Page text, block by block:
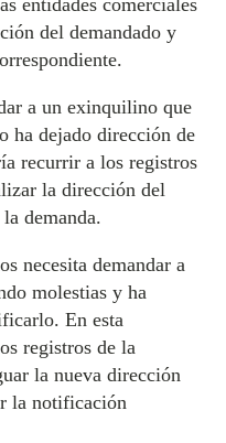
entidades comerciales
del demandado y
a un exinquilino que
ha dejado dirección de
recurrir a los registros
la dirección del
demanda.
necesita demandar a
molestias y ha
En esta
registros de la
la nueva dirección
la notificación